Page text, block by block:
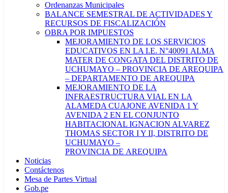
Ordenanzas Municipales
BALANCE SEMESTRAL DE ACTIVIDADES Y
RECURSOS DE FISCALIZACIÓN
OBRA POR IMPUESTOS
MEJORAMIENTO DE LOS SERVICIOS
EDUCATIVOS EN LA I.E. N°40091 ALMA
MATER DE CONGATA DEL DISTRITO DE
UCHUMAYO – PROVINCIA DE AREQUIPA
– DEPARTAMENTO DE AREQUIPA
MEJORAMIENTO DE LA
INFRAESTRUCTURA VIAL EN LA
ALAMEDA CUAJONE AVENIDA 1 Y
AVENIDA 2 EN EL CONJUNTO
HABITACIONAL IGNACION ALVAREZ
THOMAS SECTOR I Y II, DISTRITO DE
UCHUMAYO –
PROVINCIA DE AREQUIPA
Noticias
Contáctenos
Mesa de Partes Virtual
Gob.pe